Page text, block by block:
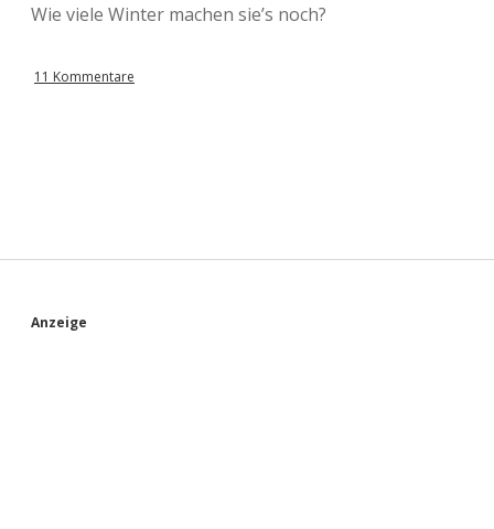
Wie viele Winter machen sie’s noch?
11 Kommentare
S
Anzeige